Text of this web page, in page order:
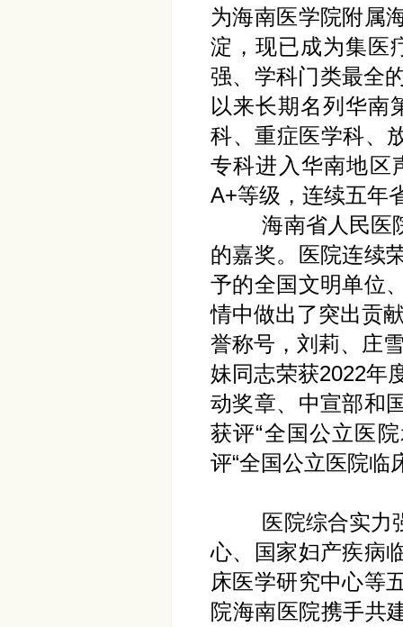
为海南医学院附属
淀，现已成为集医
强、学科门类最全
以来长期名列华南
科、重症医学科、
专科进入华南地区
A+等级，连续五年
海南省人民医院
的嘉奖。医院连续
予的全国文明单位
情中做出了突出贡
誉称号，刘莉、庄
妹同志荣获2022年
动奖章、中宣部和
获评“全国公立医
评“全国公立医院临
医院综合实力强
心、国家妇产疾病
床医学研究中心等
院海南医院携手共